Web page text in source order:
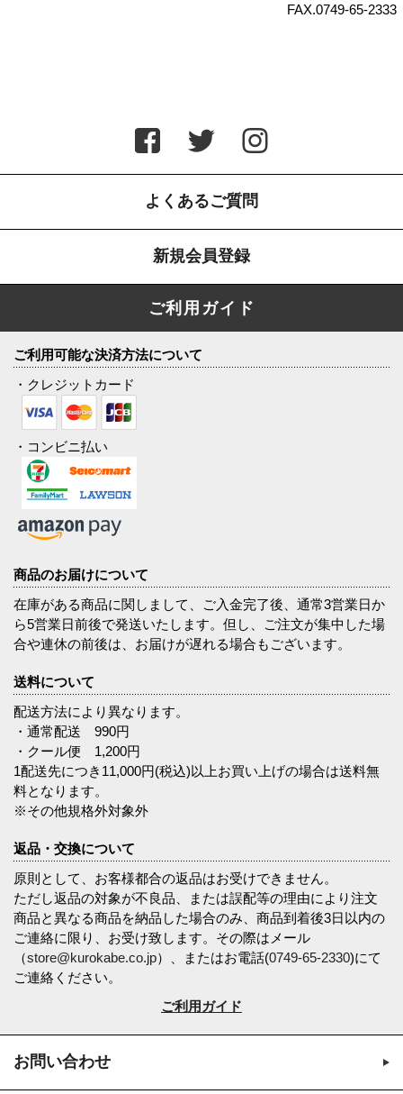
FAX.0749-65-2333
よくあるご質問
新規会員登録
ご利用ガイド
ご利用可能な決済方法について
・クレジットカード
・コンビニ払い
商品のお届けについて
在庫がある商品に関しまして、ご入金完了後、通常3営業日か
ら5営業日前後で発送いたします。但し、ご注文が集中した場
合や連休の前後は、お届けが遅れる場合もございます。
送料について
配送方法により異なります。
・通常配送 990円
・クール便 1,200円
1配送先につき11,000円(税込)以上お買い上げの場合は送料無
料となります。
※その他規格外対象外
返品・交換について
原則として、お客様都合の返品はお受けできません。
ただし返品の対象が不良品、または誤配等の理由により注文
商品と異なる商品を納品した場合のみ、商品到着後3日以内の
ご連絡に限り、お受け致します。その際はメール
（store@kurokabe.co.jp）、またはお電話(0749-65-2330)にて
ご連絡ください。
ご利用ガイド
お問い合わせ